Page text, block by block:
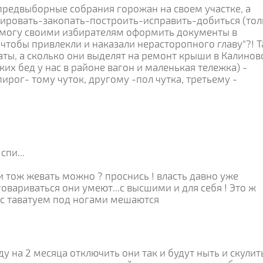
собрания горожан на своем участке, а
закопать-построить-исправить-добиться
своими избирателям оформить документы в
привлекли и наказали нерасторопного главу"?!
а сколько они выделят на ремонт крыши в
бед у нас в районе вагон и маленькая тележка) -
тому чуток, другому -пол чутка, третьему -
жевать можно ? проснись ! власть давно уже
они умеют...с высшими и для себя ! Это ж
таватуем под ногами мешаются
на 2 месяца отключить они так и будут ныть и